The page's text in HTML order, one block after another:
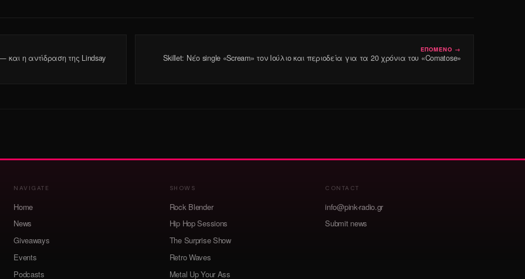
και η αντίδραση της Lindsay
ΕΠΟΜΕΝΟ →
Skillet: Νέο single «Scream» τον Ιούλιο και περιοδεία για τα 20 χρόνια του «Comatose»
NAVIGATE
Home
News
Giveaways
Events
Podcasts
SHOWS
Rock Blender
Hip Hop Sessions
The Surprise Show
Retro Waves
Metal Up Your Ass
CONTACT
info@pink-radio.gr
Submit news